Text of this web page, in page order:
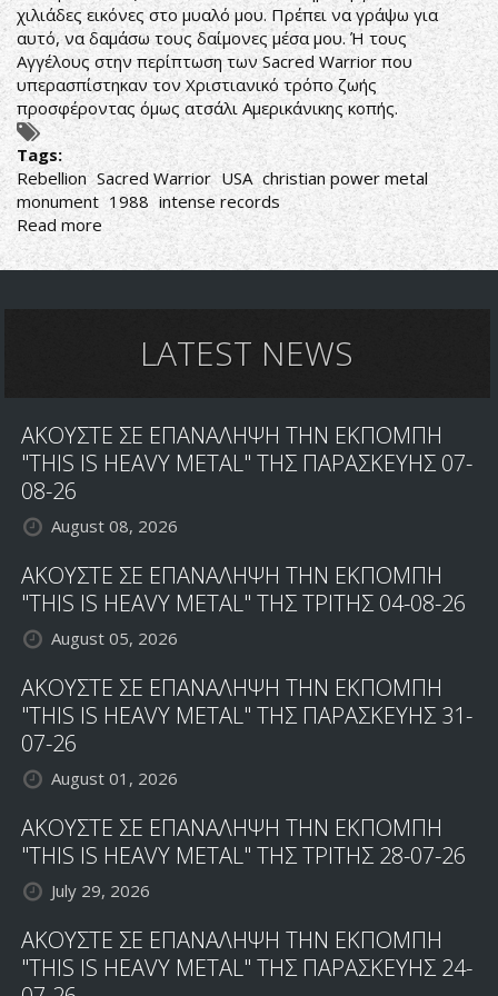
χιλιάδες εικόνες στο μυαλό μου. Πρέπει να γράψω για
αυτό, να δαμάσω τους δαίμονες μέσα μου. Ή τους
Αγγέλους στην περίπτωση των Sacred Warrior που
υπερασπίστηκαν τον Χριστιανικό τρόπο ζωής
προσφέροντας όμως ατσάλι Αμερικάνικης κοπής.
Tags:
Rebellion Sacred Warrior USA christian power metal
monument 1988 intense records
Read more about
Sacred
Warrior-
LATEST NEWS
ΑΚΟΥΣΤΕ ΣΕ ΕΠΑΝΑΛΗΨΗ ΤΗΝ ΕΚΠΟΜΠΗ
"THIS IS HEAVY METAL" ΤΗΣ ΠΑΡΑΣΚΕΥΗΣ 07-
08-26
August 08, 2026
ΑΚΟΥΣΤΕ ΣΕ ΕΠΑΝΑΛΗΨΗ ΤΗΝ ΕΚΠΟΜΠΗ
"THIS IS HEAVY METAL" ΤΗΣ ΤΡΙΤΗΣ 04-08-26
August 05, 2026
ΑΚΟΥΣΤΕ ΣΕ ΕΠΑΝΑΛΗΨΗ ΤΗΝ ΕΚΠΟΜΠΗ
"THIS IS HEAVY METAL" ΤΗΣ ΠΑΡΑΣΚΕΥΗΣ 31-
07-26
August 01, 2026
ΑΚΟΥΣΤΕ ΣΕ ΕΠΑΝΑΛΗΨΗ ΤΗΝ ΕΚΠΟΜΠΗ
"THIS IS HEAVY METAL" ΤΗΣ ΤΡΙΤΗΣ 28-07-26
July 29, 2026
ΑΚΟΥΣΤΕ ΣΕ ΕΠΑΝΑΛΗΨΗ ΤΗΝ ΕΚΠΟΜΠΗ
"THIS IS HEAVY METAL" ΤΗΣ ΠΑΡΑΣΚΕΥΗΣ 24-